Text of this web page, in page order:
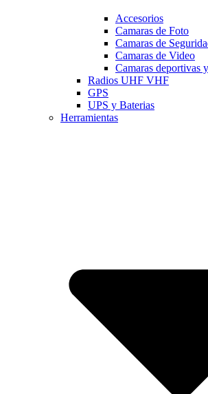
Accesorios
Camaras de Foto
Camaras de
Camaras de Video
Camaras deportivas
Radios UHF VHF
GPS
UPS y Baterias
Herramientas